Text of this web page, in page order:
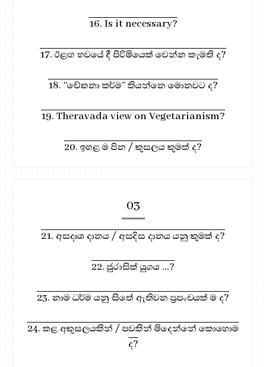
16. Is it necessary?
17. ඊළඟ භවයේ දී පිරිමියෙක් වෙන්න කැමති ද?
18. “චේතනා කර්ම” කියන්නෙ මොනවට ද?
19. Theravada view on Vegetarianism?
20. ඉහළ ම පින / කුසලය කුමක් ද?
03
21. අසදෘශ දානය / අසදිස දානය යනු කුමක් ද?
22. ජුරාසික් යුගය ...?
23. නාම ධර්ම යනු සිතේ ඇතිවන ප්‍රපංචයක් ම ද?
24. කළ අකුසලයකින් / පවකින් මිදෙන්නේ කොහොම
ද?